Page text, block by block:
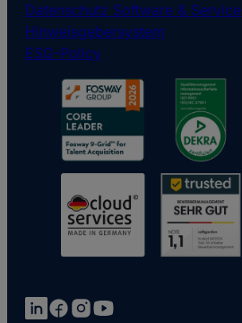
Datenschutz Software & Service
Hinweisgebersystem
ESG-Policy